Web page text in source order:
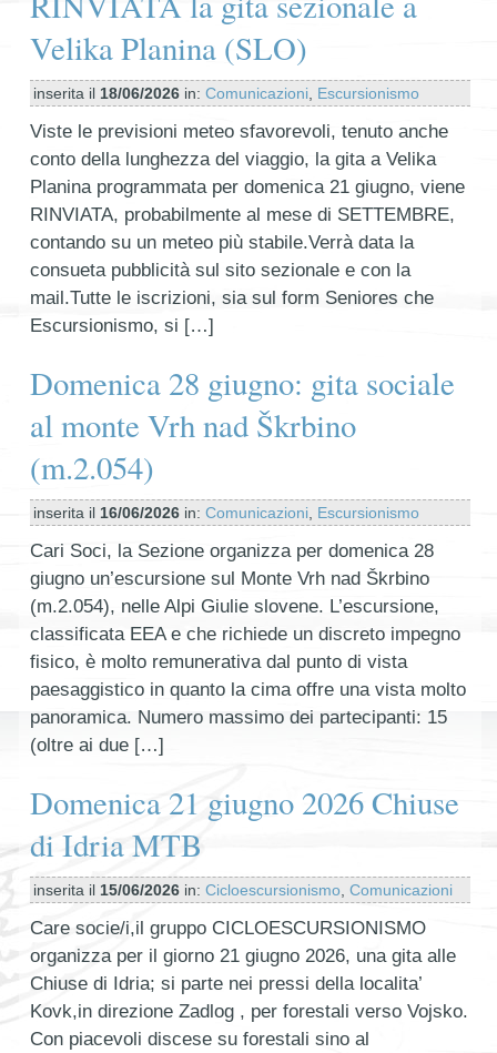
Velika Planina (SLO)
inserita il 18/06/2026 in: Comunicazioni Escursionismo
Viste le previsioni meteo sfavorevoli, tenuto anche
conto della lunghezza del viaggio, la gita a Velika
Planina programmata per domenica 21 giugno, viene
RINVIATA, probabilmente al mese di SETTEMBRE,
contando su un meteo più stabile.Verrà data la
consueta pubblicità sul sito sezionale e con la
mail.Tutte le iscrizioni, sia sul form Seniores che
Escursionismo, si […]
Domenica 28 giugno: gita sociale
al monte Vrh nad Škrbino
(m.2.054)
inserita il 16/06/2026 in: Comunicazioni Escursionismo
Cari Soci, la Sezione organizza per domenica 28
giugno un’escursione sul Monte Vrh nad Škrbino
(m.2.054), nelle Alpi Giulie slovene. L’escursione,
classificata EEA e che richiede un discreto impegno
fisico, è molto remunerativa dal punto di vista
paesaggistico in quanto la cima offre una vista molto
panoramica. Numero massimo dei partecipanti: 15
(oltre ai due […]
Domenica 21 giugno 2026 Chiuse
di Idria MTB
inserita il 15/06/2026 in: Cicloescursionismo Comunicazioni
Care socie/i,il gruppo CICLOESCURSIONISMO
organizza per il giorno 21 giugno 2026, una gita alle
Chiuse di Idria; si parte nei pressi della localita’
Kovk,in direzione Zadlog , per forestali verso Vojsko.
Con piacevoli discese su forestali sino al